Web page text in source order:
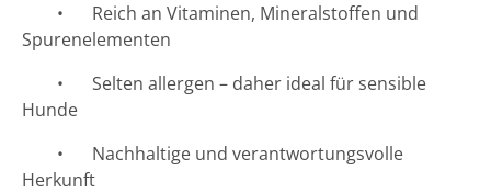
•
Reich an Vitaminen, Mineralstoffen und
Spurenelementen
•
Selten allergen – daher ideal für sensible
Hunde
•
Nachhaltige und verantwortungsvolle
Herkunft